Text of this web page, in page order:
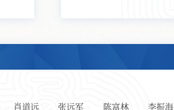
肖道远 张远军 陈富林 李振海